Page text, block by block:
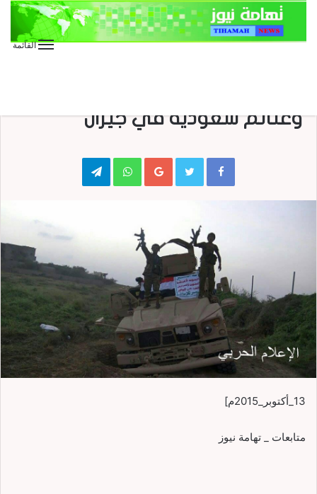
القائمة
وغنائم سعودية في جيزان
Google+
WhatsApp
Telegram
13_أكتوبر_2015م]
متابعات _ تهامة نيوز